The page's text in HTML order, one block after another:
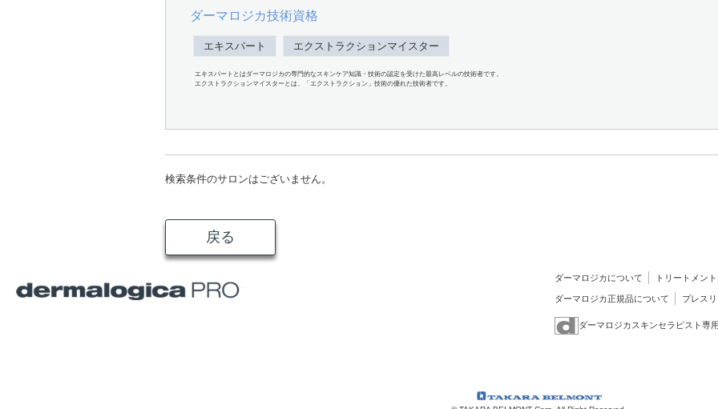
ダーマロジカ技術資格
エキスパート エクストラクションマイスター
エキスパートとはダーマロジカの専門的なスキンケア知識・技術の認定を受けた最高レベルの技術者です。
エクストラクションマイスターとは、「エクストラクション」技術の優れた技術者です。
検索条件のサロンはございません。
戻る
ダーマロジカについて トリートメント
ダーマロジカ正規品について プレス
ダーマロジカスキンセラピスト専